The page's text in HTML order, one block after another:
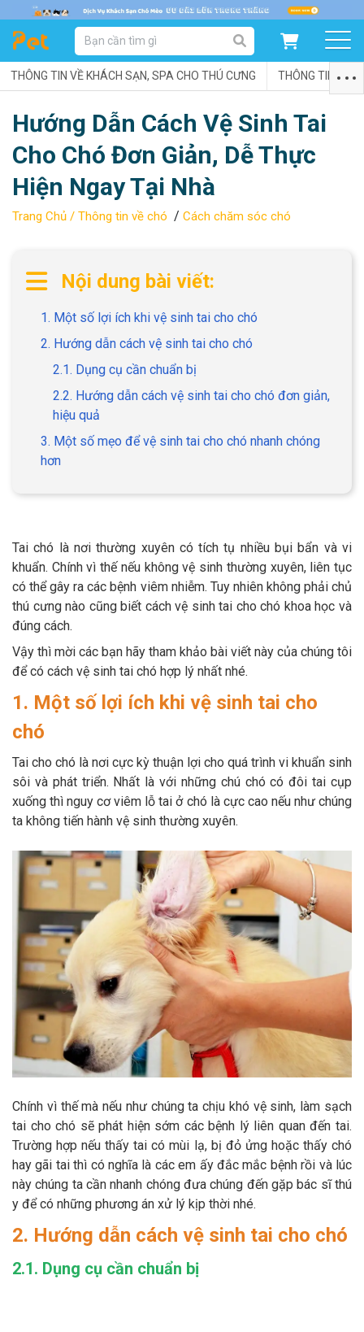
DANH MỤC SẢN PHẨM
SẢN PHẨM DÀNH CHO MÈO SẢN PHẨM DÀNH CHO CHÓ
SẨN PHẨM THEO THƯƠNG HIỆU
GIỚI THIỆU
DỊCH VỤ
Dịch vụ cắt tỉa lông chó
mèo
Dịch vụ huấn luyện chó
Dịch vụ mua bán chó
mèo
mèo
TIN TỨC
Thông tin về khách sạn,
Thông tin về mèo
Chính sách mua hàng Chính sách vận chuyển
Chính sách bảo hành Chính sách bảo mật
Chính sách đổi trả
LIÊN HỆ
TỔNG ĐÀI TƯ VẤN
0929894774
THÔNG TIN VỀ KHÁCH SẠN, SPA CHO THÚ CƯNG THÔNG TIN VỀ
Hướng Dẫn Cách Vệ Sinh Tai
Cho Chó Đơn Giản, Dễ Thực
Hiện Ngay Tại Nhà
Trang Chủ / Thông tin về chó / Cách chăm sóc chó
Nội dung bài viết:
1. Một số lợi ích khi vệ sinh tai cho chó
2. Hướng dẫn cách vệ sinh tai cho chó
2.1. Dụng cụ cần chuẩn bị
2.2. Hướng dẫn cách vệ sinh tai cho chó đơn giản,
hiệu quả
3. Một số mẹo để vệ sinh tai cho chó nhanh chóng
hơn
Tai chó là nơi thường xuyên có tích tụ nhiều bụi bẩn và vi
khuẩn. Chính vì thế nếu không vệ sinh thường xuyên, liên tục
có thể gây ra các bệnh viêm nhiễm. Tuy nhiên không phải chủ
thú cưng nào cũng biết cách vệ sinh tai cho chó khoa học và
đúng cách.
Vậy thì mời các bạn hãy tham khảo bài viết này của chúng tôi
để có cách vệ sinh tai chó hợp lý nhất nhé.
1. Một số lợi ích khi vệ sinh tai cho
chó
Tai cho chó là nơi cực kỳ thuận lợi cho quá trình vi khuẩn sinh
sôi và phát triển. Nhất là với những chú chó có đôi tai cụp
xuống thì nguy cơ viêm lỗ tai ở chó là cực cao nếu như chúng
ta không tiến hành vệ sinh thường xuyên.
Chính vì thế mà nếu như chúng ta chịu khó vệ sinh, làm sạch
tai cho chó sẽ phát hiện sớm các bệnh lý liên quan đến tai.
Trường hợp nếu thấy tai có mùi lạ, bị đỏ ửng hoặc thấy chó
hay gãi tai thì có nghĩa là các em ấy đắc mắc bệnh rồi và lúc
này chúng ta cần nhanh chóng đưa chúng đến gặp bác sĩ thú
y để có những phương án xử lý kịp thời nhé.
2. Hướng dẫn cách vệ sinh tai cho chó
2.1. Dụng cụ cần chuẩn bị